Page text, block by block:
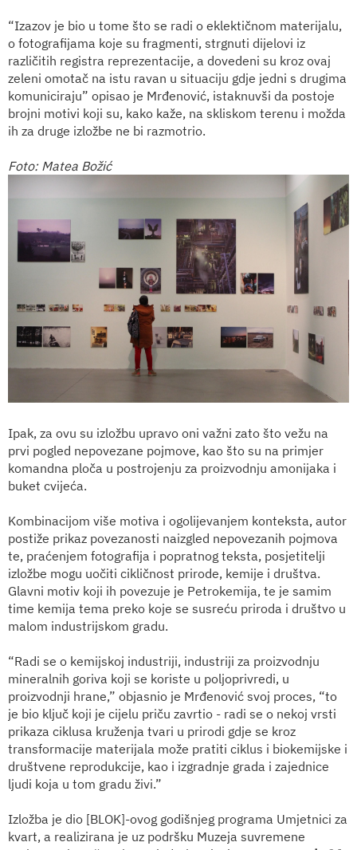
“Izazov je bio u tome što se radi o eklektičnom materijalu,
o fotografijama koje su fragmenti, strgnuti dijelovi iz
različitih registra reprezentacije, a dovedeni su kroz ovaj
zeleni omotač na istu ravan u situaciju gdje jedni s drugima
komuniciraju” opisao je Mrđenović, istaknuvši da postoje
brojni motivi koji su, kako kaže, na skliskom terenu i možda
ih za druge izložbe ne bi razmotrio.
Foto: Matea Božić
Ipak, za ovu su izložbu upravo oni važni zato što vežu na
prvi pogled nepovezane pojmove, kao što su na primjer
komandna ploča u postrojenju za proizvodnju amonijaka i
buket cvijeća.
Kombinacijom više motiva i ogolijevanjem konteksta, autor
postiže prikaz povezanosti naizgled nepovezanih pojmova
te, praćenjem fotografija i popratnog teksta, posjetitelji
izložbe mogu uočiti cikličnost prirode, kemije i društva.
Glavni motiv koji ih povezuje je Petrokemija, te je samim
time kemija tema preko koje se susreću priroda i društvo u
malom industrijskom gradu.
“Radi se o kemijskoj industriji, industriji za proizvodnju
mineralnih goriva koji se koriste u poljoprivredi, u
proizvodnji hrane,” objasnio je Mrđenović svoj proces, “to
je bio ključ koji je cijelu priču zavrtio - radi se o nekoj vrsti
prikaza ciklusa kruženja tvari u prirodi gdje se kroz
transformacije materijala može pratiti ciklus i biokemijske i
društvene reprodukcije, kao i izgradnje grada i zajednice
ljudi koja u tom gradu živi.”
Izložba je dio [BLOK]-ovog godišnjeg programa Umjetnici za
kvart, a realizirana je uz podršku Muzeja suvremene